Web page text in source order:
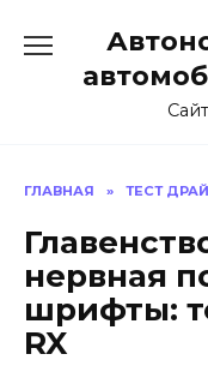
содержанию
ГЛАВНАЯ » ТЕСТ
нервная
шрифты:
RX